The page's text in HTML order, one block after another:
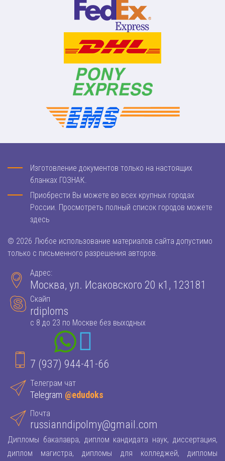
Изготовление документов только на настоящих
бланках ГОЗНАК.
Приобрести Вы можете во всех крупных городах
России. Просмотреть полный список городов можете
здесь
© 2026 Любое использование материалов сайта допустимо
только с письменного разрешения авторов.
Адрес:
Москва, ул. Исаковского 20 к1, 123181
Скайп
rdiploms
с 8 до 23 по Москве без выходных
7 (937) 944-41-66
Телеграм чат
Telegram @edudoks
Почта
russianndipolmy@gmail.com
Дипломы бакалавра, диплом кандидата наук, диссертация,
диплом магистра, дипломы для колледжей, дипломы